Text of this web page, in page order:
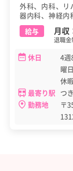
外科、内科、リ
器内科、神経内
診（健康診断・
給与 月収
退職
休日
4週
曜
休
最寄り駅 つ
勤務地
〒